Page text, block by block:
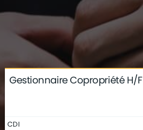
Gestionnaire Copropriété H/F
CDI